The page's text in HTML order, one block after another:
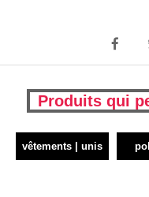
Produits qui
vêtements | unis